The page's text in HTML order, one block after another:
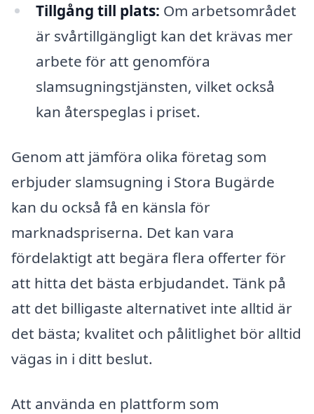
Tillgång till plats: Om arbetsområdet
är svårtillgängligt kan det krävas mer
arbete för att genomföra
slamsugningstjänsten, vilket också
kan återspeglas i priset.
Genom att jämföra olika företag som
erbjuder slamsugning i Stora Bugärde
kan du också få en känsla för
marknadspriserna. Det kan vara
fördelaktigt att begära flera offerter för
att hitta det bästa erbjudandet. Tänk på
att det billigaste alternativet inte alltid är
det bästa; kvalitet och pålitlighet bör alltid
vägas in i ditt beslut.
Att använda en plattform som